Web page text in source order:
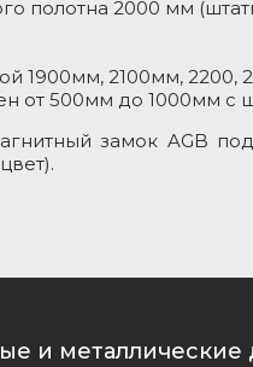
полотна 2000 мм
1900мм, 2100мм, 2200,
от 500мм до 1000мм с
замок AGB
и металлические